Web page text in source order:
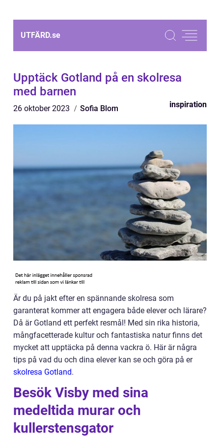
UTFÄRD.se
Upptäck Gotland på en skolresa
med barnen
26 oktober 2023 Sofia Blom inspiration
Är du på jakt efter en spännande skolresa som
garanterat kommer att engagera både elever och lärare?
Då är Gotland ett perfekt resmål! Med sin rika historia,
mångfacetterade kultur och fantastiska natur finns det
mycket att upptäcka på denna vackra ö. Här är några
tips på vad du och dina elever kan se och göra på er
skolresa Gotland.
Besök Visby med sina
medeltida murar och
kullerstensgator